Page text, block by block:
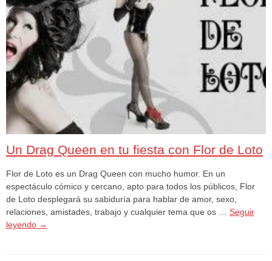
Un Drag Queen en tu fiesta con Flor de Loto
Flor de Loto es un Drag Queen con mucho humor. En un
espectáculo cómico y cercano, apto para todos los públicos, Flor
de Loto desplegará su sabiduría para hablar de amor, sexo,
relaciones, amistades, trabajo y cualquier tema que os … Seguir
leyendo →